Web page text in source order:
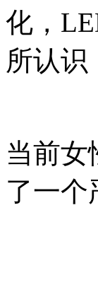
化，
所认识
当前女
了一个